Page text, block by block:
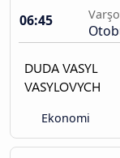
06:45
Ekonomi